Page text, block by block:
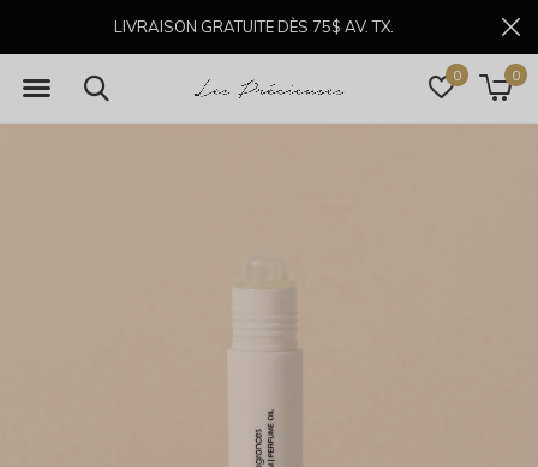
0 0
LIVRAISON GRATUITE DÈS 75$ AV. TX.